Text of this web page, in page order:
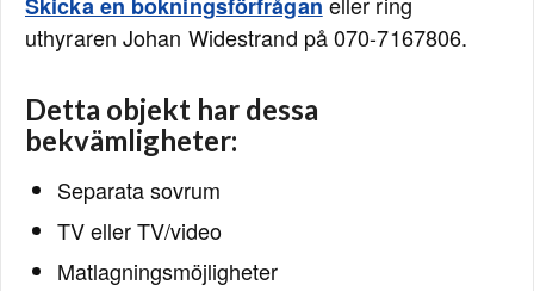
uthyraren Johan Widestrand på 070-7167806.
Detta objekt har dessa
bekvämligheter:
Separata sovrum
TV eller TV/video
Matlagningsmöjligheter